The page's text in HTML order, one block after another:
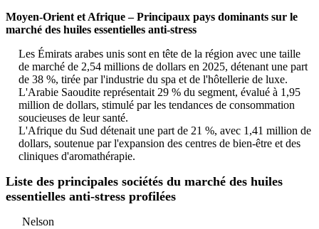
Moyen-Orient et Afrique – Principaux pays dominants sur le
marché des huiles essentielles anti-stress
Les Émirats arabes unis sont en tête de la région avec une taille
de marché de 2,54 millions de dollars en 2025, détenant une part
de 38 %, tirée par l'industrie du spa et de l'hôtellerie de luxe.
L'Arabie Saoudite représentait 29 % du segment, évalué à 1,95
million de dollars, stimulé par les tendances de consommation
soucieuses de leur santé.
L'Afrique du Sud détenait une part de 21 %, avec 1,41 million de
dollars, soutenue par l'expansion des centres de bien-être et des
cliniques d'aromathérapie.
Liste des principales sociétés du marché des huiles
essentielles anti-stress profilées
Nelson